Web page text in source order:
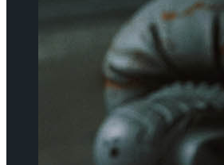
[현장스케치] 장하린-주
고나연, 2026 ISU 피겨
[현장스케치] 장하린-주